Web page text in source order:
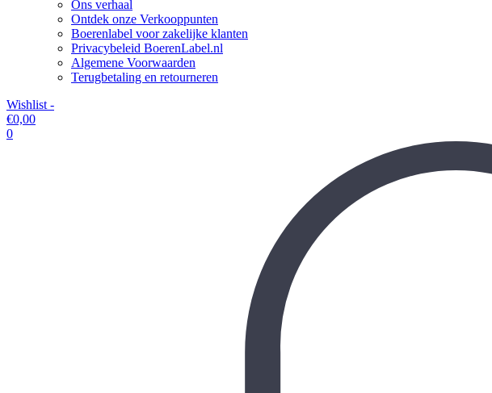
Ons verhaal
Ontdek onze Verkooppunten
Boerenlabel voor zakelijke klanten
Privacybeleid BoerenLabel.nl
Algemene Voorwaarden
Terugbetaling en retourneren
Wishlist -
€0,00
0